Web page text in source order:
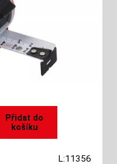
L:11356